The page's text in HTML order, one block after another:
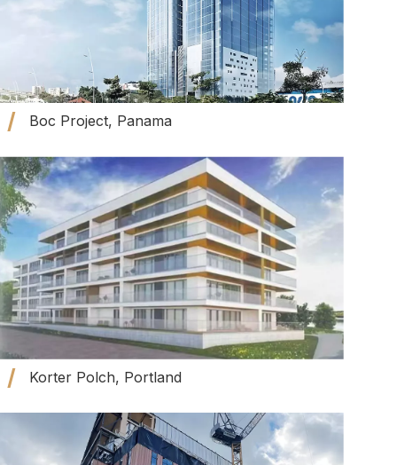
Boc Project, Panama
Korter Polch, Portland